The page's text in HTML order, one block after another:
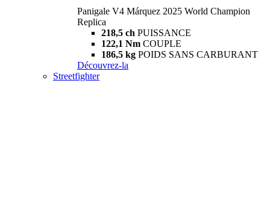
Panigale V4 Márquez 2025 World Champion
Replica
218,5 ch PUISSANCE
122,1 Nm COUPLE
186,5 kg POIDS SANS CARBURANT
Découvrez-la
Streetfighter